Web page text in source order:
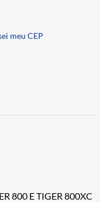
meu CEP
800 E TIGER 800XC